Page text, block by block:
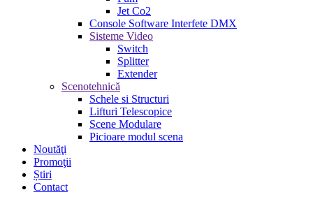
Jet Co2
Console Software Interfete DMX
Sisteme Video
Switch
Splitter
Extender
Scenotehnică
Schele si Structuri
Lifturi Telescopice
Scene Modulare
Picioare modul scena
Noutăţi
Promoţii
Știri
Contact